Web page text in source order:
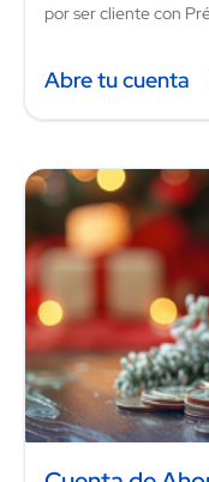
por ser cliente con
Abre tu cuenta